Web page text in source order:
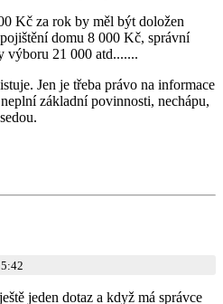
Kč za rok by měl být doložen
domu 8 000 Kč, správní
výboru 21 000 atd.......
Jen je třeba právo na informace
základní povinnosti, nechápu,
jeden dotaz a když má správce